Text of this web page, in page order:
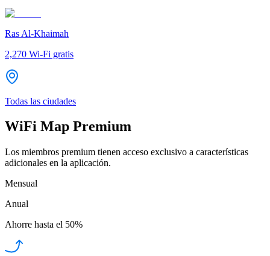
Ras Al-Khaimah
2,270 Wi-Fi gratis
Todas las ciudades
WiFi Map Premium
Los miembros premium tienen acceso exclusivo a características
adicionales en la aplicación.
Mensual
Anual
Ahorre hasta el 50%